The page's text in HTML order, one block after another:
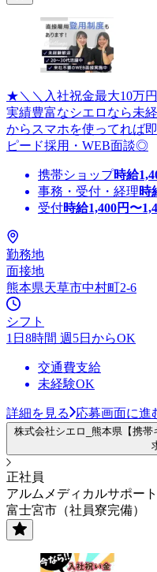
★＼＼入社祝金最大10万
実績豊富なシエロなら未
からスマホを使ってれば
ピード採用・WEB面談◎
携帯ショップ時給
事務・受付・経理時
受付時給1,400円〜
勤務地
面接地
熊本県天草市中村町2-6
シフト
1日8時間 週5日からOK
交通費支給
未経験OK
詳細を見る 応募画面に進
株式会社シエロ_熊本県【携
正社員
アルムメディカルサポー
富士宮市（社員寮完備）